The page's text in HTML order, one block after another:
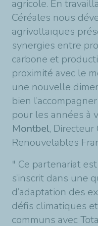
agricole. En
Céréales nous
agrivoltaïques
synergies entre
carbone et
proximité avec le
une nouvelle
bien
pour les années à
Montbel, Directeur
Renouvelables
" Ce partenariat
s’inscrit dans une
d’adaptation des
défis climatiques
communs avec